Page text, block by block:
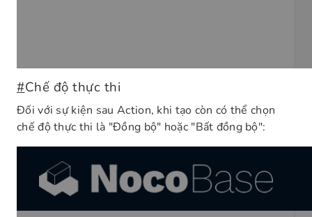
#Chế độ thực thi
Đối với sự kiện sau Action, khi tạo còn có thể chọn
chế độ thực thi là "Đồng bộ" hoặc "Bất đồng bộ":